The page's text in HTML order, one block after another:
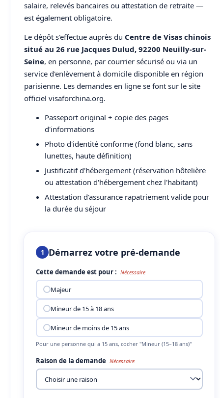
salaire, relevés bancaires ou attestation de retraite —
est également obligatoire.
Le dépôt s'effectue auprès du Centre de Visas chinois
situé au 26 rue Jacques Dulud, 92200 Neuilly-sur-
Seine, en personne, par courrier sécurisé ou via un
service d'enlèvement à domicile disponible en région
parisienne. Les demandes en ligne se font sur le site
officiel visaforchina.org.
Passeport original + copie des pages
d'informations
Photo d'identité conforme (fond blanc, sans
lunettes, haute définition)
Justificatif d'hébergement (réservation hôtelière
ou attestation d'hébergement chez l'habitant)
Attestation d'assurance rapatriement valide pour
la durée du séjour
1 Démarrez votre pré-demande
Cette demande est pour : Nécessaire
Majeur
Mineur de 15 à 18 ans
Mineur de moins de 15 ans
Pour une personne qui a 15 ans, cocher "Mineur (15–18 ans)"
Raison de la demande Nécessaire